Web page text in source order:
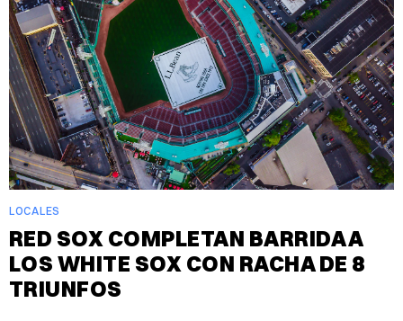
LOCALES
RED SOX COMPLETAN BARRIDA A
LOS WHITE SOX CON RACHA DE 8
TRIUNFOS